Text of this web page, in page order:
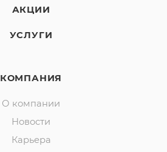
АКЦИИ
УСЛУГИ
КОМПАНИЯ
О компании
Новости
Карьера